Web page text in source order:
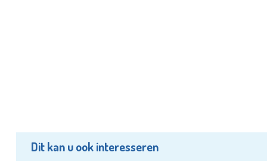
Dit kan u ook interesseren